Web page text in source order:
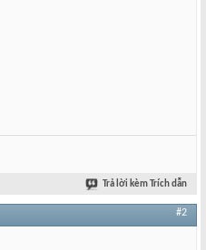
Trả lời kèm Trích dẫn
#2